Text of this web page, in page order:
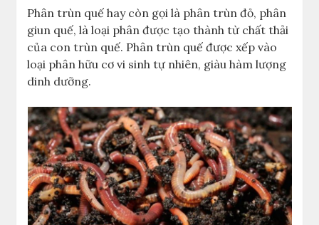
Phân trùn quế hay còn gọi là phân trùn đỏ, phân
giun quế, là loại phân được tạo thành từ chất thải
của con trùn quế. Phân trùn quế được xếp vào
loại phân hữu cơ vi sinh tự nhiên, giàu hàm lượng
dinh dưỡng.